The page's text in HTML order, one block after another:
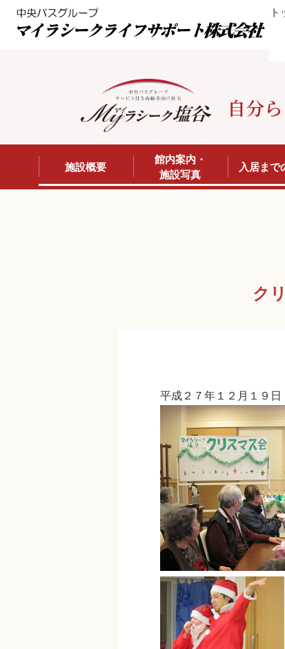
自分
施設概要
館内案内・
施設写真
入居まで
ク
平成２７年１２月１９